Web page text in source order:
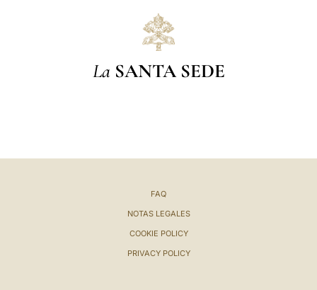
La SANTA SEDE
FAQ
NOTAS LEGALES
COOKIE POLICY
PRIVACY POLICY